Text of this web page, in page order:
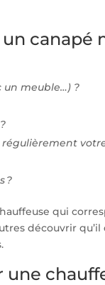
canapé
un meuble…) ?
?
qui
découvrir qu’il